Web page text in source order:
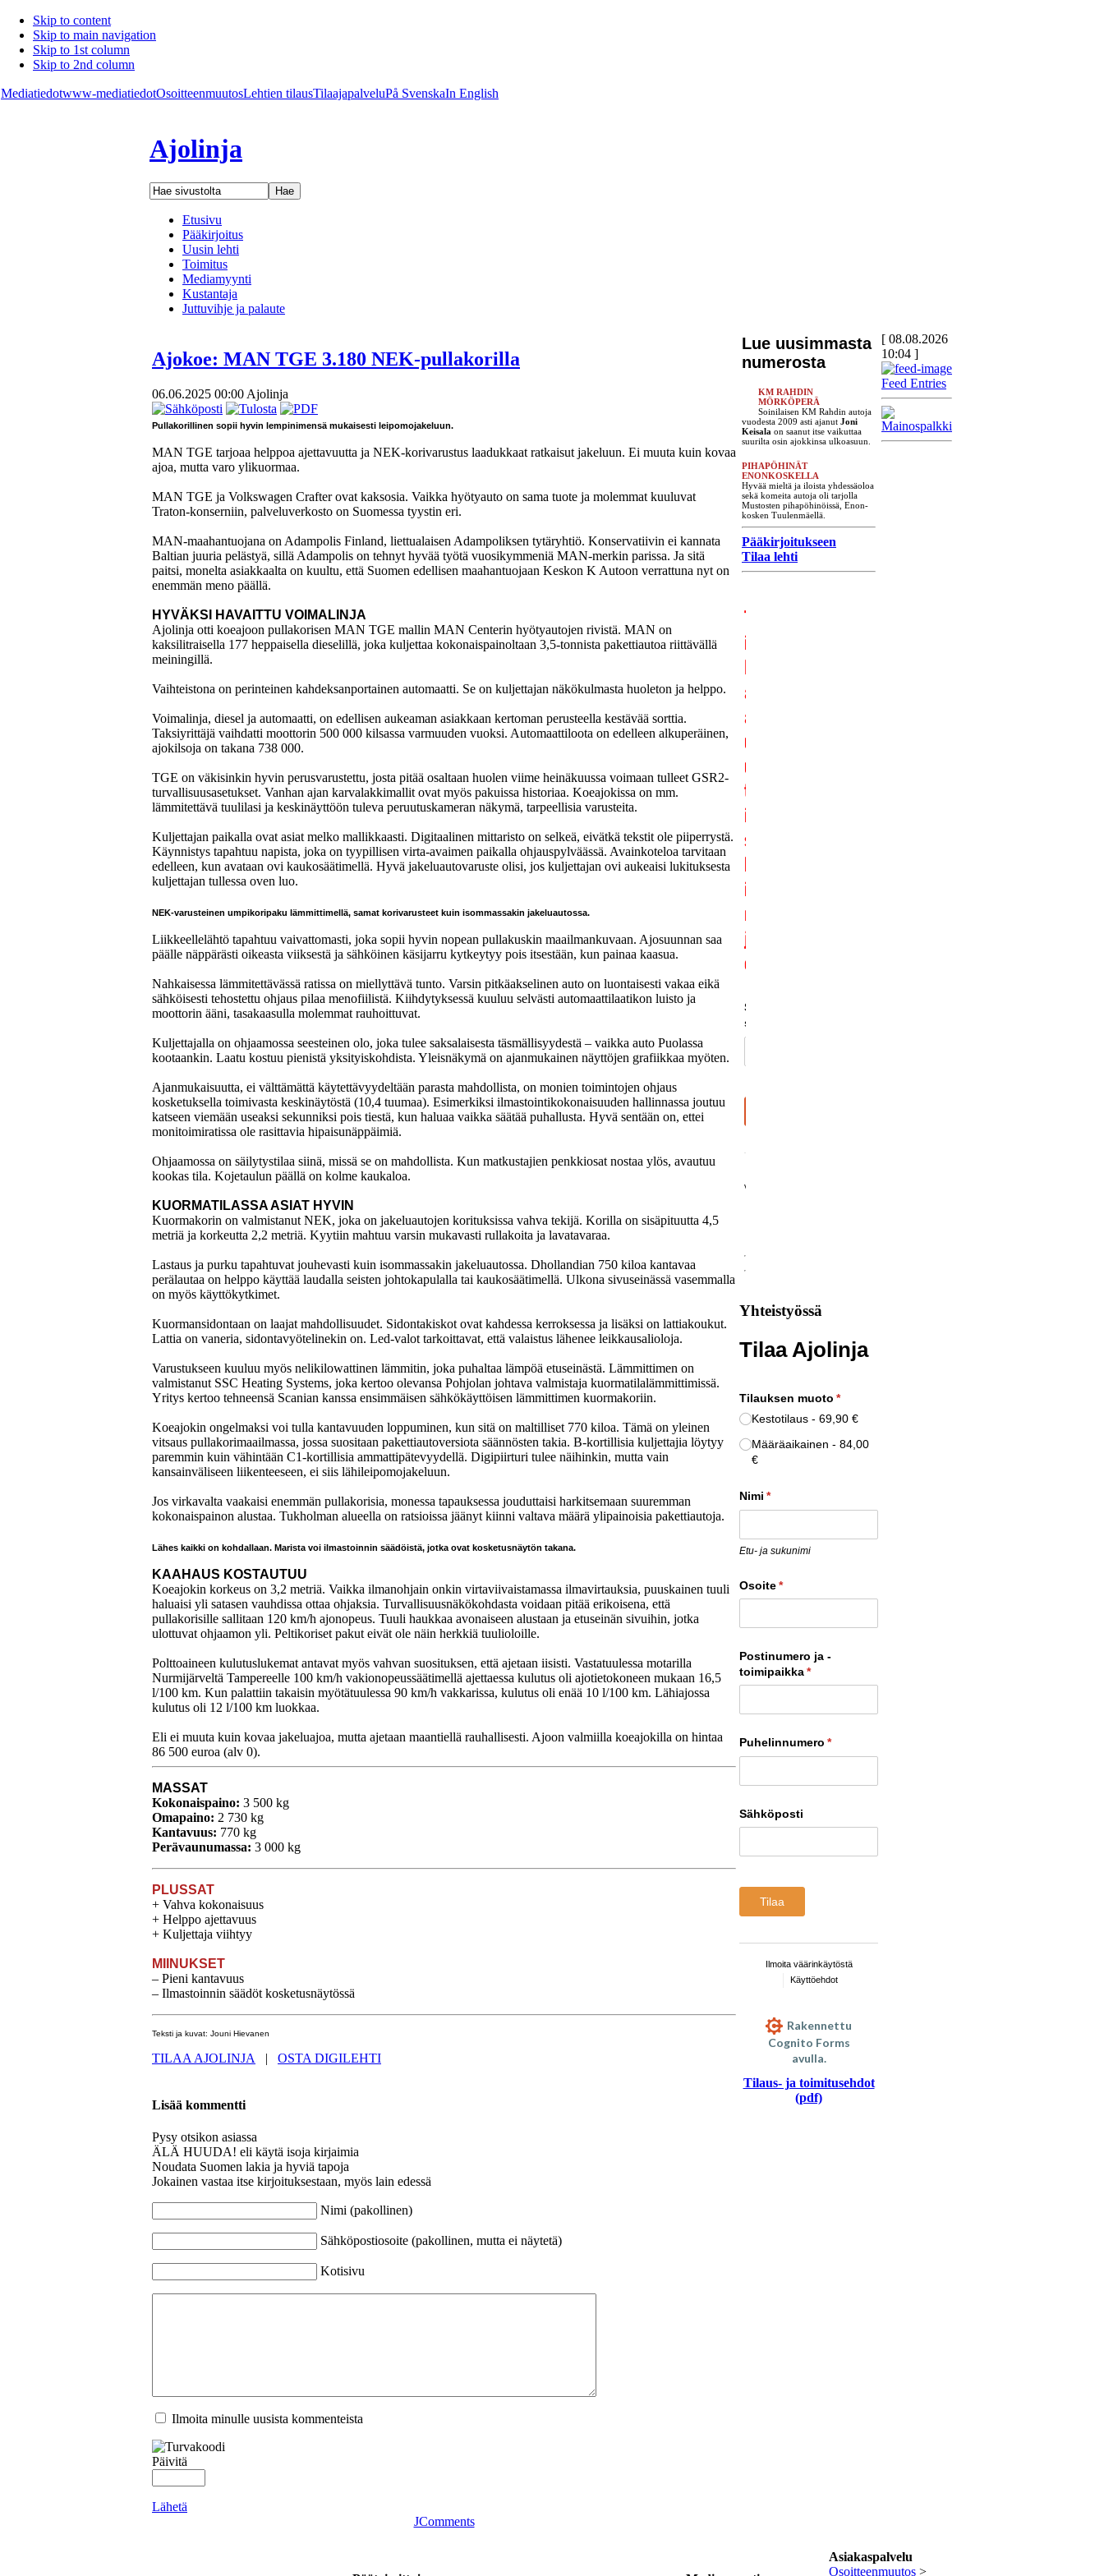
Skip to content
Skip to main navigation
Skip to 1st column
Skip to 2nd column
Mediatiedotwww-mediatiedotOsoitteenmuutosLehtien tilausTilaajapalveluPå SvenskaIn English
Ajolinja
Etusivu
Pääkirjoitus
Uusin lehti
Toimitus
Mediamyynti
Kustantaja
Juttuvihje ja palaute
Ajokoe: MAN TGE 3.180 NEK-pullakorilla
06.06.2025 00:00 Ajolinja
Pullakorillinen sopii hyvin lempinimensä mukaisesti leipomojakeluun.
MAN TGE tarjoaa helppoa ajettavuutta ja NEK-korivarustus laadukkaat ratkaisut jakeluun. Ei muuta kuin kovaa
ajoa, mutta varo ylikuormaa.
MAN TGE ja Volkswagen Crafter ovat kaksosia. Vaikka hyötyauto on sama tuote ja molemmat kuuluvat
Traton-konserniin, palveluverkosto on Suomessa tyystin eri.
MAN-maahantuojana on Adampolis Finland, liettualaisen Adampoliksen tytäryhtiö. Konservatiivin ei kannata
Baltian juuria pelästyä, sillä Adampolis on tehnyt hyvää työtä vuosikymmeniä MAN-merkin parissa. Ja sitä
paitsi, monelta asiakkaalta on kuultu, että Suomen edellisen maahantuojaan Keskon K Autoon verrattuna nyt on
enemmän meno päällä.
HYVÄKSI HAVAITTU VOIMALINJA
Ajolinja otti koeajoon pullakorisen MAN TGE mallin MAN Centerin hyötyautojen rivistä. MAN on
kaksilitraisella 177 heppaisella dieselillä, joka kuljettaa kokonaispainoltaan 3,5-tonnista pakettiautoa riittävällä
meiningillä.
Vaihteistona on perinteinen kahdeksanportainen automaatti. Se on kuljettajan näkökulmasta huoleton ja helppo.
Voimalinja, diesel ja automaatti, on edellisen aukeaman asiakkaan kertoman perusteella kestävää sorttia.
Taksiyrittäjä vaihdatti moottorin 500 000 kilsassa varmuuden vuoksi. Automaattiloota on edelleen alkuperäinen,
ajokilsoja on takana 738 000.
TGE on väkisinkin hyvin perusvarustettu, josta pitää osaltaan huolen viime heinäkuussa voimaan tulleet GSR2-
turvallisuusasetukset. Vanhan ajan karvalakkimallit ovat myös pakuissa historiaa. Koeajokissa on mm.
lämmitettävä tuulilasi ja keskinäyttöön tuleva peruutuskameran näkymä, tarpeellisia varusteita.
Kuljettajan paikalla ovat asiat melko mallikkaasti. Digitaalinen mittaristo on selkeä, eivätkä tekstit ole piiperrystä.
Käynnistys tapahtuu napista, joka on tyypillisen virta-avaimen paikalla ohjauspylväässä. Avainkoteloa tarvitaan
edelleen, kun avataan ovi kaukosäätimellä. Hyvä jakeluautovaruste olisi, jos kuljettajan ovi aukeaisi lukituksesta
kuljettajan tullessa oven luo.
NEK-varusteinen umpikoripaku lämmittimellä, samat korivarusteet kuin isommassakin jakeluautossa.
Liikkeellelähtö tapahtuu vaivattomasti, joka sopii hyvin nopean pullakuskin maailmankuvaan. Ajosuunnan saa
päälle näppärästi oikeasta viiksestä ja sähköinen käsijarru kytkeytyy pois itsestään, kun painaa kaasua.
Nahkaisessa lämmitettävässä ratissa on miellyttävä tunto. Varsin pitkäakselinen auto on luontaisesti vakaa eikä
sähköisesti tehostettu ohjaus pilaa menofiilistä. Kiihdytyksessä kuuluu selvästi automaattilaatikon luisto ja
moottorin ääni, tasakaasulla molemmat rauhoittuvat.
Kuljettajalla on ohjaamossa seesteinen olo, joka tulee saksalaisesta täsmällisyydestä – vaikka auto Puolassa
kootaankin. Laatu kostuu pienistä yksityiskohdista. Yleisnäkymä on ajanmukainen näyttöjen grafiikkaa myöten.
Ajanmukaisuutta, ei välttämättä käytettävyydeltään parasta mahdollista, on monien toimintojen ohjaus
kosketuksella toimivasta keskinäytöstä (10,4 tuumaa). Esimerkiksi ilmastointikokonaisuuden hallinnassa joutuu
katseen viemään useaksi sekunniksi pois tiestä, kun haluaa vaikka säätää puhallusta. Hyvä sentään on, ettei
monitoimiratissa ole rasittavia hipaisunäppäimiä.
Ohjaamossa on säilytystilaa siinä, missä se on mahdollista. Kun matkustajien penkkiosat nostaa ylös, avautuu
kookas tila. Kojetaulun päällä on kolme kaukaloa.
KUORMATILASSA ASIAT HYVIN
Kuormakorin on valmistanut NEK, joka on jakeluautojen korituksissa vahva tekijä. Korilla on sisäpituutta 4,5
metriä ja korkeutta 2,2 metriä. Kyytiin mahtuu varsin mukavasti rullakoita ja lavatavaraa.
Lastaus ja purku tapahtuvat jouhevasti kuin isommassakin jakeluautossa. Dhollandian 750 kiloa kantavaa
perälautaa on helppo käyttää laudalla seisten johtokapulalla tai kaukosäätimellä. Ulkona sivuseinässä vasemmalla
on myös käyttökytkimet.
Kuormansidontaan on laajat mahdollisuudet. Sidontakiskot ovat kahdessa kerroksessa ja lisäksi on lattiakoukut.
Lattia on vaneria, sidontavyötelinekin on. Led-valot tarkoittavat, että valaistus lähenee leikkausalioloja.
Varustukseen kuuluu myös nelikilowattinen lämmitin, joka puhaltaa lämpöä etuseinästä. Lämmittimen on
valmistanut SSC Heating Systems, joka kertoo olevansa Pohjolan johtava valmistaja kuormatilalämmittimissä.
Yritys kertoo tehneensä Scanian kanssa ensimmäisen sähkökäyttöisen lämmittimen kuormakoriin.
Koeajokin ongelmaksi voi tulla kantavuuden loppuminen, kun sitä on maltilliset 770 kiloa. Tämä on yleinen
vitsaus pullakorimaailmassa, jossa suositaan pakettiautoversiota säännösten takia. B-kortillisia kuljettajia löytyy
paremmin kuin vähintään C1-kortillisia ammattipätevyydellä. Digipiirturi tulee näihinkin, mutta vain
kansainväliseen liikenteeseen, ei siis lähileipomojakeluun.
Jos virkavalta vaakaisi enemmän pullakorisia, monessa tapauksessa jouduttaisi harkitsemaan suuremman
kokonaispainon alustaa. Tukholman alueella on ratsioissa jäänyt kiinni valtava määrä ylipainoisia pakettiautoja.
Lähes kaikki on kohdallaan. Marista voi ilmastoinnin säädöistä, jotka ovat kosketusnäytön takana.
KAAHAUS KOSTAUTUU
Koeajokin korkeus on 3,2 metriä. Vaikka ilmanohjain onkin virtaviivaistamassa ilmavirtauksia, puuskainen tuuli
haluaisi yli satasen vauhdissa ottaa ohjaksia. Turvallisuusnäkökohdasta voidaan pitää erikoisena, että
pullakorisille sallitaan 120 km/h ajonopeus. Tuuli haukkaa avonaiseen alustaan ja etuseinän sivuihin, jotka
ulottuvat ohjaamon yli. Peltikoriset pakut eivät ole näin herkkiä tuulioloille.
Polttoaineen kulutuslukemat antavat myös vahvan suosituksen, että ajetaan iisisti. Vastatuulessa motarilla
Nurmijärveltä Tampereelle 100 km/h vakionopeussäätimellä ajettaessa kulutus oli ajotietokoneen mukaan 16,5
l/100 km. Kun palattiin takaisin myötätuulessa 90 km/h vakkarissa, kulutus oli enää 10 l/100 km. Lähiajossa
kulutus oli 12 l/100 km luokkaa.
Eli ei muuta kuin kovaa jakeluajoa, mutta ajetaan maantiellä rauhallisesti. Ajoon valmiilla koeajokilla on hintaa
86 500 euroa (alv 0).
MASSAT
Kokonaispaino: 3 500 kg
Omapaino: 2 730 kg
Kantavuus: 770 kg
Perävaunumassa: 3 000 kg
PLUSSAT
+ Vahva kokonaisuus
+ Helppo ajettavuus
+ Kuljettaja viihtyy
MIINUKSET
– Pieni kantavuus
– Ilmastoinnin säädöt kosketusnäytössä
Teksti ja kuvat: Jouni Hievanen
TILAA AJOLINJA | OSTA DIGILEHTI
Lisää kommentti
Pysy otsikon asiassa
ÄLÄ HUUDA! eli käytä isoja kirjaimia
Noudata Suomen lakia ja hyviä tapoja
Jokainen vastaa itse kirjoituksestaan, myös lain edessä
Nimi (pakollinen)
Sähköpostiosoite (pakollinen, mutta ei näytetä)
Kotisivu
Ilmoita minulle uusista kommenteista
Päivitä
Lähetä
JComments
Lue uusimmasta
numerosta
KM RAHDIN
MÖRKÖPERÄ
Soinilaisen KM Rahdin autoja
vuodesta 2009 asti ajanut Joni
Keisala on saanut itse vaikuttaa
suurilta osin ajokkinsa ulkoasuun.
PIHAPÖHINÄT
ENONKOSKELLA
Hyvää mieltä ja iloista yhdessäoloa
sekä komeita autoja oli tarjolla
Mustosten pihapöhinöissä, Enon-
kosken Tuulenmäellä.
Pääkirjoitukseen
Tilaa lehti
Yhteistyössä
Tilaa Ajolinja
Tilauksen muoto *
(pakollinen)
Kestotilaus
69,90 €
Määräaikainen
84,00
€
Nimi *
(pakollinen)
Etu- ja sukunimi
Osoite*
(pakollinen)
Postinumero ja -
toimipaikka*
(pakollinen)
Puhelinnumero *
(pakollinen)
Sähköposti
Tilaa
Ilmoita väärinkäytöstä
Käyttöehdot
Rakennettu
Cognito Forms
avulla.
Tilaus- ja toimitusehdot
(pdf)
[ 08.08.2026
10:04 ]
Feed Entries
Asiakaspalvelu
Osoitteenmuutos >